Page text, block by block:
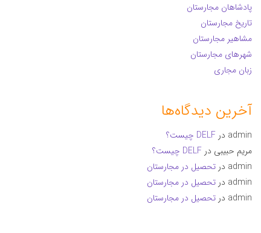
پادشاهان مجارستان
تاریخ مجارستان
مشاهیر مجارستان
شهرهای مجارستان
زبان مجاری
آخرین دیدگاه‌ها
admin در DELF چیست؟
مریم حبیبی در DELF چیست؟
admin در تحصیل در مجارستان
admin در تحصیل در مجارستان
admin در تحصیل در مجارستان